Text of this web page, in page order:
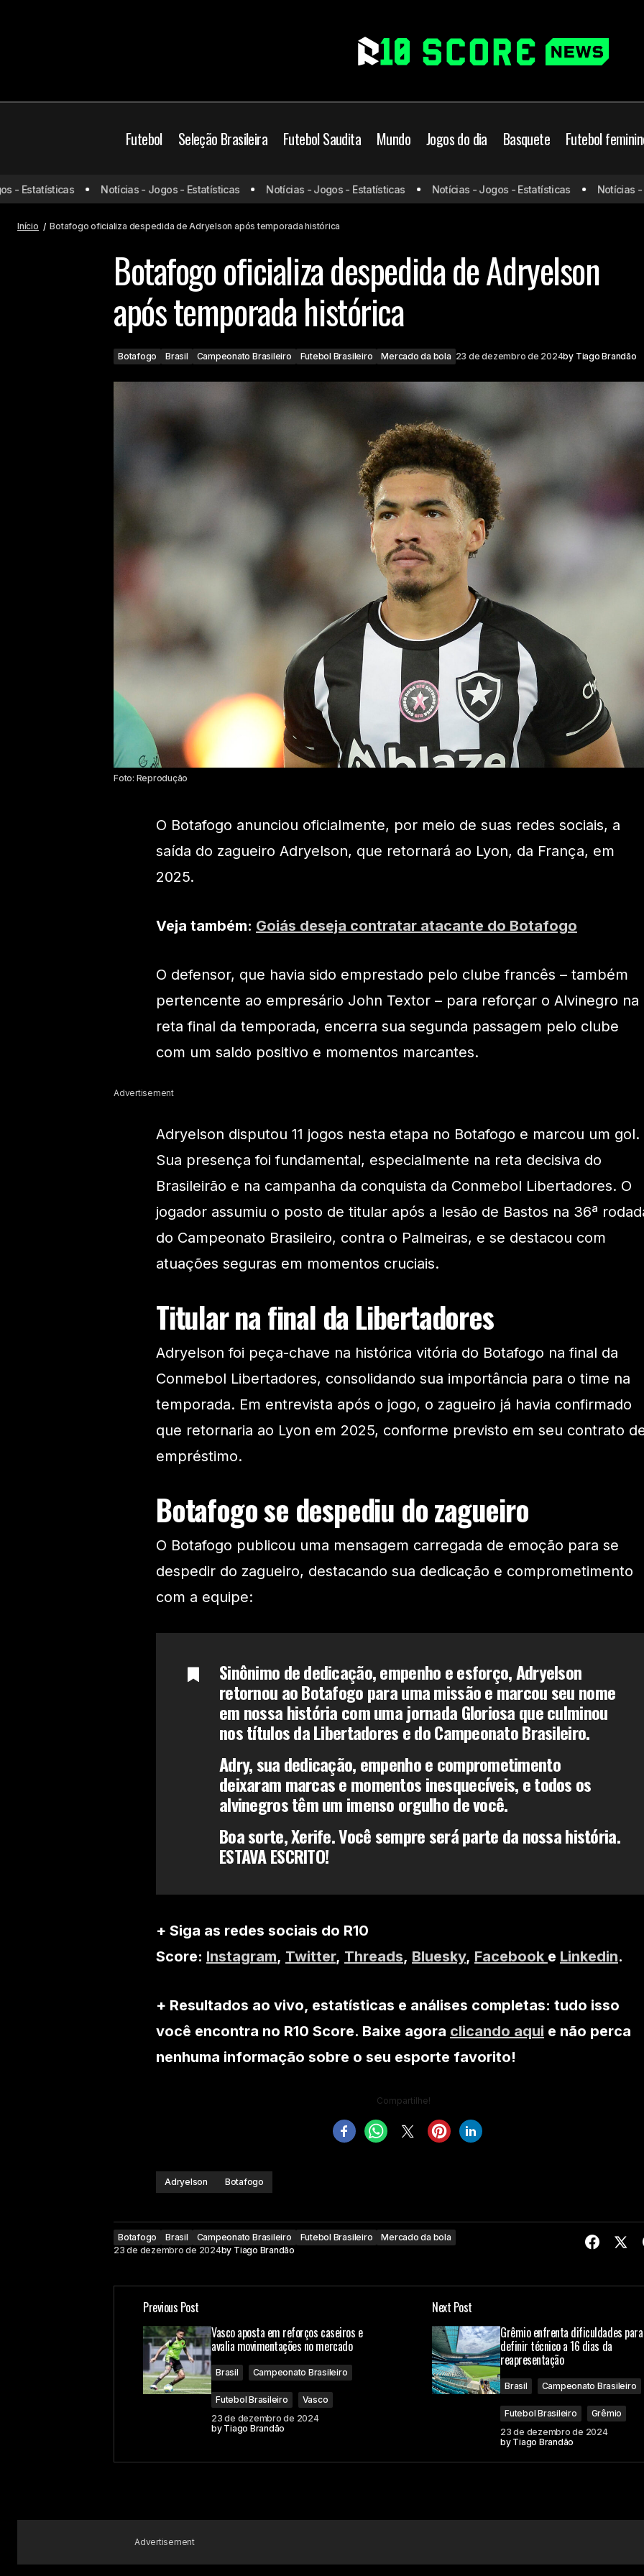
Futebol Seleção Brasileira Futebol Saudita Mundo Jogos do dia Basquete Futebol
Vasco aposta em reforços caseiros e
avalia movimentações no mercado
Botafogo Brasil
Campeonato Brasileiro
Futebol Brasileiro
Mercado da bola
Botafogo oficializa despedida
temporada histórica
Estatísticas Notícias - Jogos - Estatísticas Notícias - Jogos - Estatísticas Notícias - Jogos - Estatísticas Notícias -
Início Botafogo oficializa despedida de Adryelson após temporada histórica
Botafogo oficializa despedida de Adryelson
após temporada histórica
Botafogo Brasil Campeonato Brasileiro Futebol Brasileiro Mercado da bola 23 de dezembro de 2024by Tiago Brandão
Foto: Reprodução
O Botafogo anunciou oficialmente, por meio de suas redes sociais, a
saída do zagueiro Adryelson, que retornará ao Lyon, da França, em
2025.
Veja também: Goiás deseja contratar atacante do Botafogo
O defensor, que havia sido emprestado pelo clube francês – também
pertencente ao empresário John Textor – para reforçar o Alvinegro na
reta final da temporada, encerra sua segunda passagem pelo clube
com um saldo positivo e momentos marcantes.
Advertisement
Adryelson disputou 11 jogos nesta etapa no Botafogo e marcou um gol.
Sua presença foi fundamental, especialmente na reta decisiva do
Brasileirão e na campanha da conquista da Conmebol Libertadores. O
jogador assumiu o posto de titular após a lesão de Bastos na 36ª
do Campeonato Brasileiro, contra o Palmeiras, e se destacou com
atuações seguras em momentos cruciais.
Titular na final da Libertadores
Adryelson foi peça-chave na histórica vitória do Botafogo na final da
Conmebol Libertadores, consolidando sua importância para o time na
temporada. Em entrevista após o jogo, o zagueiro já havia confirmado
que retornaria ao Lyon em 2025, conforme previsto em seu contrato
empréstimo.
Botafogo se despediu do zagueiro
O Botafogo publicou uma mensagem carregada de emoção para se
despedir do zagueiro, destacando sua dedicação e comprometimento
com a equipe:
Sinônimo de dedicação, empenho e esforço, Adryelson
retornou ao Botafogo para uma missão e marcou seu nome
em nossa história com uma jornada Gloriosa que culminou
nos títulos da Libertadores e do Campeonato Brasileiro.
Adry, sua dedicação, empenho e comprometimento
deixaram marcas e momentos inesquecíveis, e todos os
alvinegros têm um imenso orgulho de você.
Boa sorte, Xerife. Você sempre será parte da nossa história.
ESTAVA ESCRITO!
+ Siga as redes sociais do R10
Score: Instagram, Twitter, Threads, Bluesky, Facebook e Linkedin.
+ Resultados ao vivo, estatísticas e análises completas: tudo isso
você encontra no R10 Score. Baixe agora clicando aqui e não perca
nenhuma informação sobre o seu esporte favorito!
Compartilhe!
Adryelson Botafogo
Botafogo Brasil Campeonato Brasileiro Futebol Brasileiro
Mercado da bola
23 de dezembro de 2024by Tiago Brandão
Previous Post
Vasco aposta em reforços caseiros e
avalia movimentações no mercado
Brasil Campeonato Brasileiro
Futebol Brasileiro
Vasco
23 de dezembro de 2024
by Tiago Brandão
Next Post
Grêmio enfrenta dificuldades para
definir técnico a 16 dias da
reapresentação
Brasil Campeonato Brasileiro
Futebol Brasileiro
Grêmio
23 de dezembro de 2024
by Tiago Brandão
Advertisement